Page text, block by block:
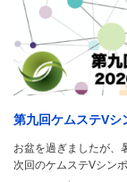
第九回ケムステVシ
お盆を過ぎましたが、
次回のケムステVシン